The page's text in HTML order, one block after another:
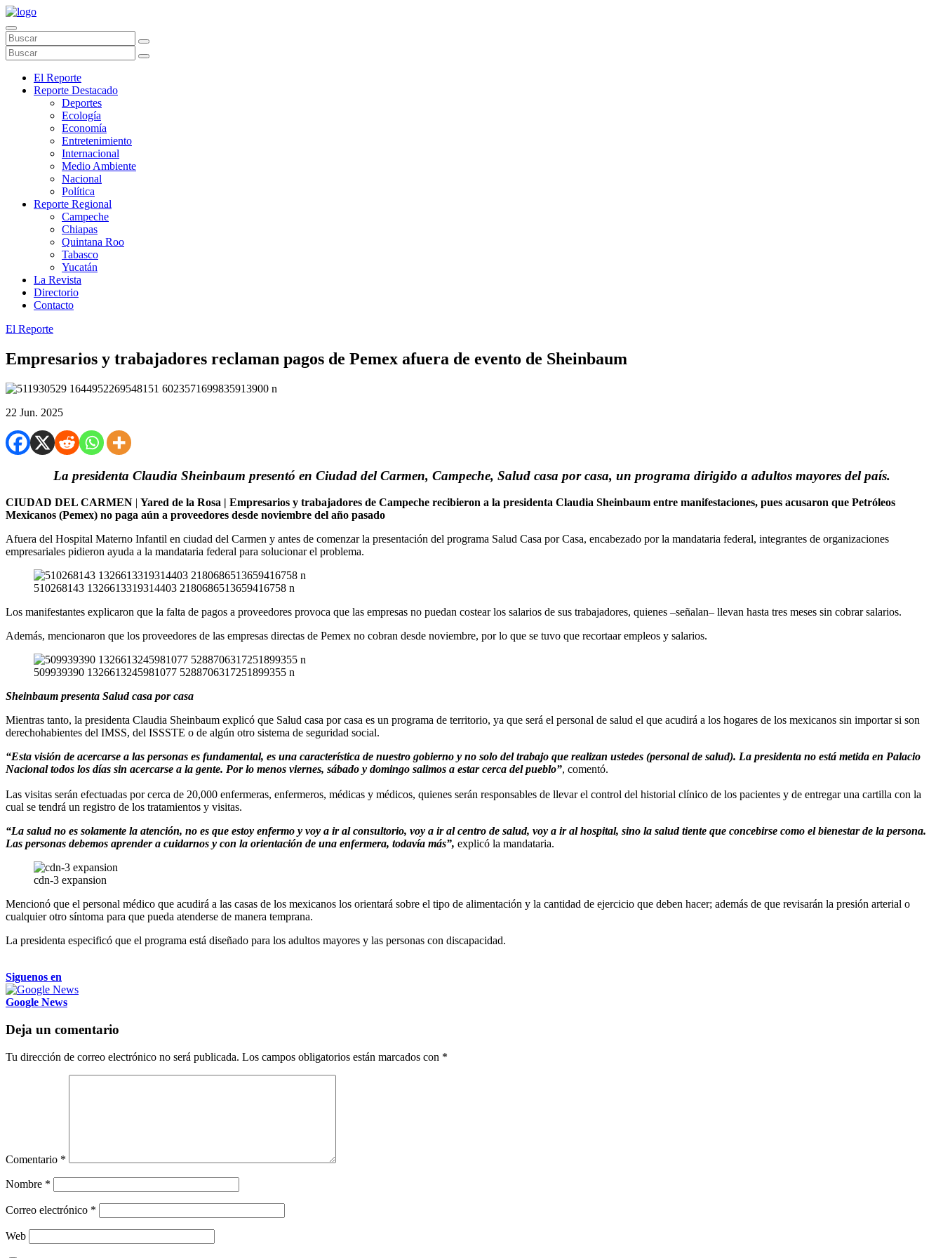
El Reporte
Reporte Destacado
Deportes
Ecología
Economía
Entretenimiento
Internacional
Medio Ambiente
Nacional
Política
Reporte Regional
Campeche
Chiapas
Quintana Roo
Tabasco
Yucatán
La Revista
Directorio
Contacto
El Reporte
Empresarios y trabajadores reclaman pagos de Pemex afuera de evento de Sheinbaum
22 Jun. 2025
La presidenta Claudia Sheinbaum presentó en Ciudad del Carmen, Campeche, Salud casa por casa, un programa dirigido a adultos mayores del país.
CIUDAD DEL CARMEN | Yared de la Rosa | Empresarios y trabajadores de Campeche recibieron a la presidenta Claudia Sheinbaum entre manifestaciones, pues acusaron que Petróleos
Mexicanos (Pemex) no paga aún a proveedores desde noviembre del año pasado
Afuera del Hospital Materno Infantil en ciudad del Carmen y antes de comenzar la presentación del programa Salud Casa por Casa, encabezado por la mandataria federal, integrantes de organizaciones
empresariales pidieron ayuda a la mandataria federal para solucionar el problema.
510268143 1326613319314403 2180686513659416758 n
Los manifestantes explicaron que la falta de pagos a proveedores provoca que las empresas no puedan costear los salarios de sus trabajadores, quienes –señalan– llevan hasta tres meses sin cobrar salarios.
Además, mencionaron que los proveedores de las empresas directas de Pemex no cobran desde noviembre, por lo que se tuvo que recortaar empleos y salarios.
509939390 1326613245981077 5288706317251899355 n
Sheinbaum presenta Salud casa por casa
Mientras tanto, la presidenta Claudia Sheinbaum explicó que Salud casa por casa es un programa de territorio, ya que será el personal de salud el que acudirá a los hogares de los mexicanos sin importar si son
derechohabientes del IMSS, del ISSSTE o de algún otro sistema de seguridad social.
“Esta visión de acercarse a las personas es fundamental, es una característica de nuestro gobierno y no solo del trabajo que realizan ustedes (personal de salud). La presidenta no está metida en Palacio
Nacional todos los días sin acercarse a la gente. Por lo menos viernes, sábado y domingo salimos a estar cerca del pueblo”, comentó.
Las visitas serán efectuadas por cerca de 20,000 enfermeras, enfermeros, médicas y médicos, quienes serán responsables de llevar el control del historial clínico de los pacientes y de entregar una cartilla con la
cual se tendrá un registro de los tratamientos y visitas.
“La salud no es solamente la atención, no es que estoy enfermo y voy a ir al consultorio, voy a ir al centro de salud, voy a ir al hospital, sino la salud tiente que concebirse como el bienestar de la persona.
Las personas debemos aprender a cuidarnos y con la orientación de una enfermera, todavía más”, explicó la mandataria.
cdn-3 expansion
Mencionó que el personal médico que acudirá a las casas de los mexicanos los orientará sobre el tipo de alimentación y la cantidad de ejercicio que deben hacer; además de que revisarán la presión arterial o
cualquier otro síntoma para que pueda atenderse de manera temprana.
La presidenta especificó que el programa está diseñado para los adultos mayores y las personas con discapacidad.
Siguenos en
Google News
Deja un comentario
Tu dirección de correo electrónico no será publicada. Los campos obligatorios están marcados con *
Comentario *
Nombre *
Correo electrónico *
Web